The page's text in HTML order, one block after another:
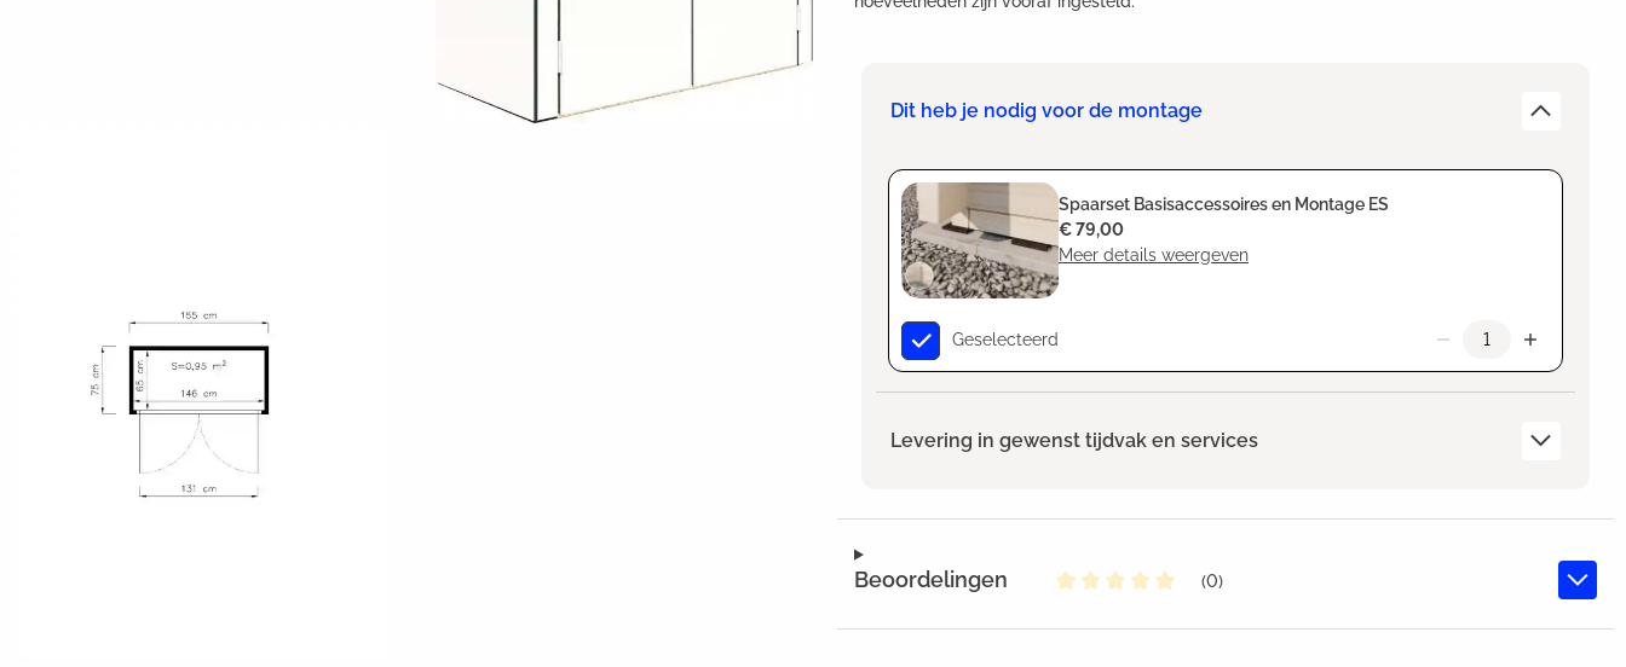
Dit heb je nodig voor de montage
Spaarset Basisaccessoires en Montage ES
Meer details weergeven
€ 79,00
Geselecteerd
Levering in gewenst tijdvak en services
Beoordelingen
(0)